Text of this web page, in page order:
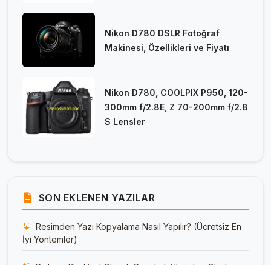
Nikon D780 DSLR Fotoğraf
Makinesi, Özellikleri ve Fiyatı
Nikon D780, COOLPIX P950, 120-
300mm f/2.8E, Z 70-200mm f/2.8
S Lensler
SON EKLENEN YAZILAR
Resimden Yazı Kopyalama Nasıl Yapılır? (Ücretsiz En
İyi Yöntemler)